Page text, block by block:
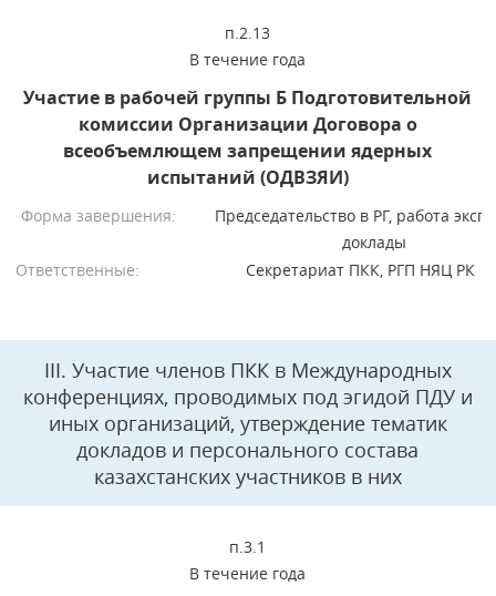
п.2.13
В течение года
Участие в рабочей группы Б Подготовительной
комиссии Организации Договора о
всеобъемлющем запрещении ядерных
испытаний (ОДВЗЯИ)
Форма завершения:
Председательство в РГ, работа
доклады
Ответственные:
Секретариат ПКК, РГП НЯЦ РК
III. Участие членов ПКК в Международных
конференциях, проводимых под эгидой ПДУ и
иных организаций, утверждение тематик
докладов и персонального состава
казахстанских участников в них
п.3.1
В течение года